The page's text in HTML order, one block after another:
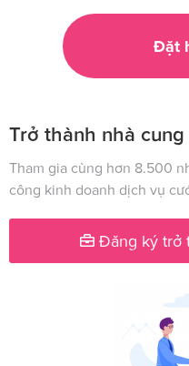
Đặt
Trở thành nhà
Tham gia cùng hơn 8.500
công kinh doanh dịch vụ
Đăng ký trở